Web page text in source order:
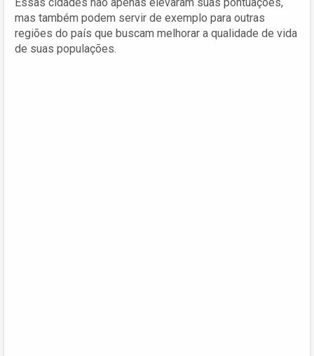
Essas cidades não apenas elevaram suas pontuações,
mas também podem servir de exemplo para outras
regiões do país que buscam melhorar a qualidade de vida
de suas populações.